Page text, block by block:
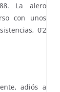
La alero
con unos
0’2
adiós a